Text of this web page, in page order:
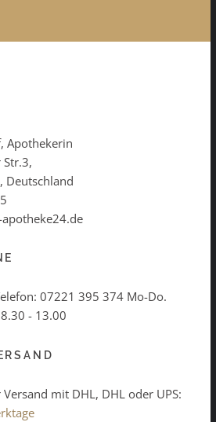
Apothekerin
Str.3,
Deutschland
07221 395 374 Mo-Do.
- 13.00
mit DHL, DHL oder UPS: